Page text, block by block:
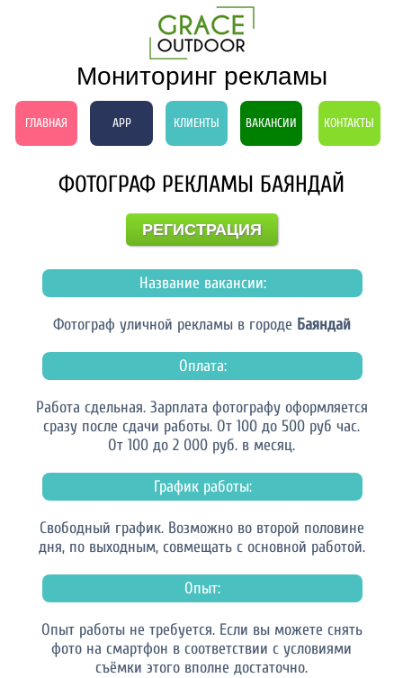
Мониторинг рекламы
ГЛАВНАЯ APP КЛИЕНТЫ ВАКАНСИИ КОНТАКТЫ
ФОТОГРАФ РЕКЛАМЫ БАЯНДАЙ
РЕГИСТРАЦИЯ
Название вакансии:
Фотограф уличной рекламы в городе Баяндай
Оплата:
Работа сдельная. Зарплата фотографу оформляется
сразу после сдачи работы. От 100 до 500 руб час.
От 100 до 2 000 руб. в месяц.
График работы:
Свободный график. Возможно во второй половине
дня, по выходным, совмещать с основной работой.
Опыт:
Опыт работы не требуется. Если вы можете снять
фото на смартфон в соответствии с условиями
съёмки этого вполне достаточно.